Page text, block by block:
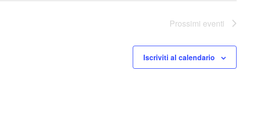
Prossimi eventi
Iscriviti al calendario